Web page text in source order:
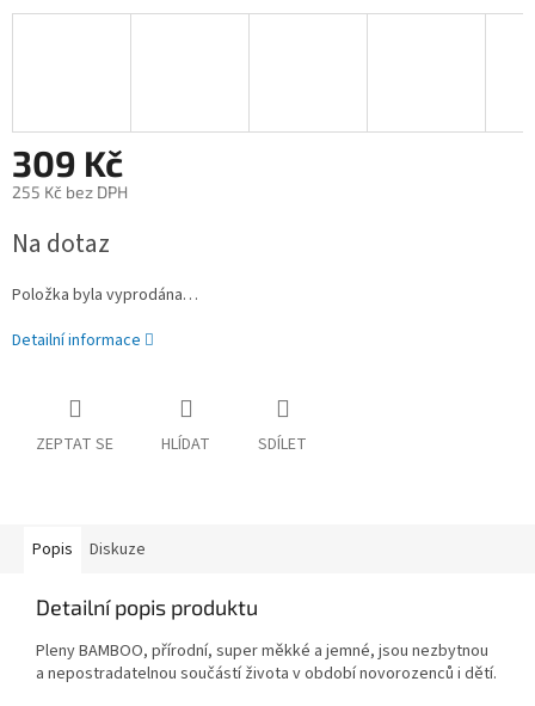
309 Kč
255 Kč bez DPH
cena:
Na dotaz
Položka byla vyprodána…
Detailní informace
ZEPTAT SE HLÍDAT SDÍLET
Popis Diskuze
Detailní popis produktu
Pleny BAMBOO, přírodní, super měkké a jemné, jsou nezbytnou
a nepostradatelnou součástí života v období novorozenců i dětí.